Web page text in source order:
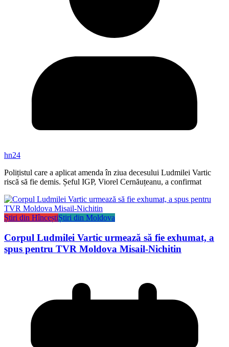
hn24
Polițistul care a aplicat amenda în ziua decesului Ludmilei Vartic
riscă să fie demis. Șeful IGP, Viorel Cernăuțeanu, a confirmat
Știri din HînceștiȘtiri din Moldova
Corpul Ludmilei Vartic urmează să fie exhumat, a
spus pentru TVR Moldova Misail-Nichitin